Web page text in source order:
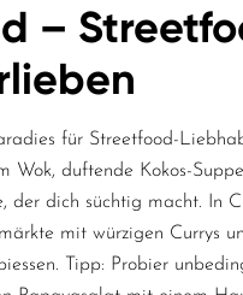
–
für Streetfood-
Wok, duftende Kokos-
der dich süchtig macht. In
mit würzigen Currys
Tipp: Probier